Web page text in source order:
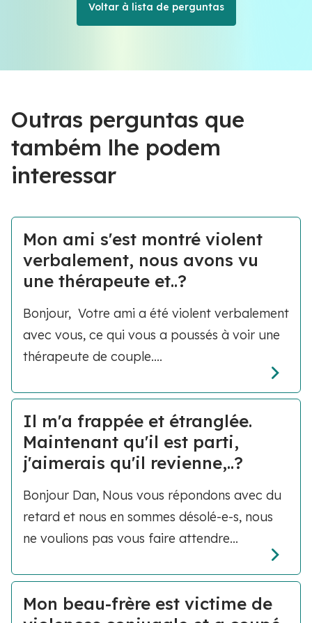
Voltar à lista de perguntas
Outras perguntas que
também lhe podem
interessar
Mon ami s'est montré violent
verbalement, nous avons vu
une thérapeute et..?
Bonjour, Votre ami a été violent verbalement
avec vous, ce qui vous a poussés à voir une
thérapeute de couple....
Il m'a frappée et étranglée.
Maintenant qu'il est parti,
j'aimerais qu'il revienne,..?
Bonjour Dan, Nous vous répondons avec du
retard et nous en sommes désolé-e-s, nous
ne voulions pas vous faire attendre...
Mon beau-frère est victime de